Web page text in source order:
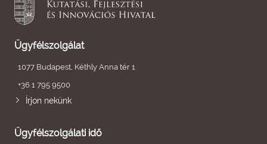
Ügyfélszolgálat
1077 Budapest, Kéthly Anna tér 1.
+36 1 795 9500
Írjon nekünk
Ügyfélszolgálati idő